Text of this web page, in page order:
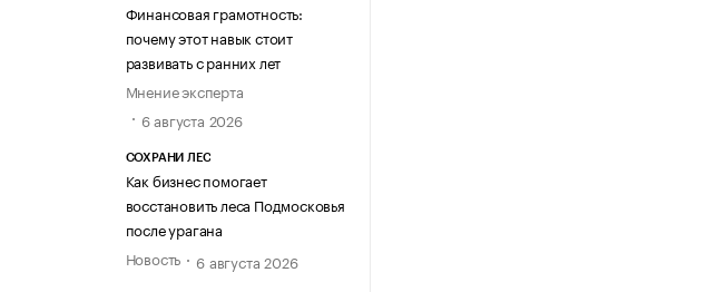
Финансовая грамотность:
почему этот навык стоит
развивать с ранних лет
Мнение эксперта
6 августа 2026
СОХРАНИ ЛЕС
Как бизнес помогает
восстановить леса Подмосковья
после урагана
Новость
6 августа 2026